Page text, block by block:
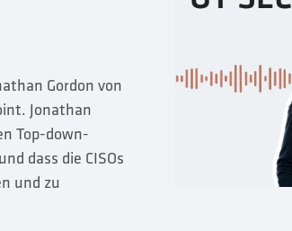
Gordon von
Jonathan
Top-down-
dass die CISOs
und zu